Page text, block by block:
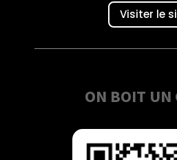
Visiter le
ON BOIT UN